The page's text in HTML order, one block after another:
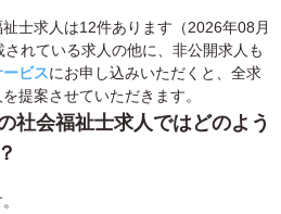
士求人は12件あります（2026年08月
れている求人の他に、非公開求人も
ビスにお申し込みいただくと、全求
提案させていただきます。
社会福祉士求人ではどのよう